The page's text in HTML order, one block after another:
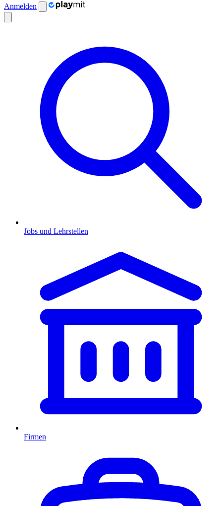
Anmelden
Jobs und Lehrstellen
Firmen